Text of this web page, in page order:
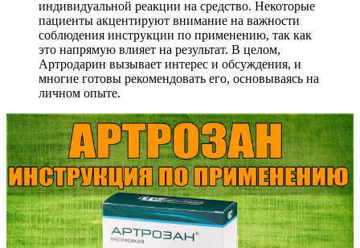
индивидуальной реакции на средство. Некоторые
пациенты акцентируют внимание на важности
соблюдения инструкции по применению, так как
это напрямую влияет на результат. В целом,
Артродарин вызывает интерес и обсуждения, и
многие готовы рекомендовать его, основываясь на
личном опыте.